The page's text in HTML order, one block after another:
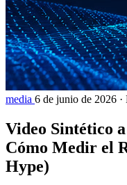
media 6 de junio de 2026 ·
Video Sintético
Cómo Medir el
Hype)